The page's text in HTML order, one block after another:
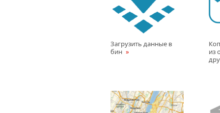
Загрузить данные в
бин
из